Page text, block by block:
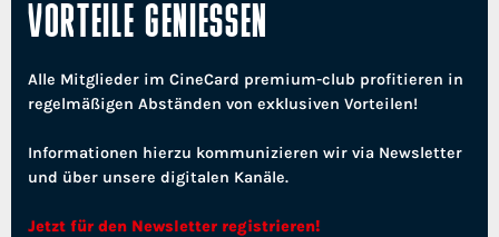
VORTEILE GENIESSEN
Alle Mitglieder im CineCard premium-club profitieren in
regelmäßigen Abständen von exklusiven Vorteilen!
Informationen hierzu kommunizieren wir via Newsletter
und über unsere digitalen Kanäle.
Jetzt für den Newsletter registrieren!